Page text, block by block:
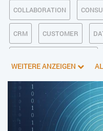
COLLABORATION
CRM CUSTOMER
E-BUSINESS ECM/DMS
ERP FALLSTUDIEN
HANDEL HR
WEITERE ANZEIGEN